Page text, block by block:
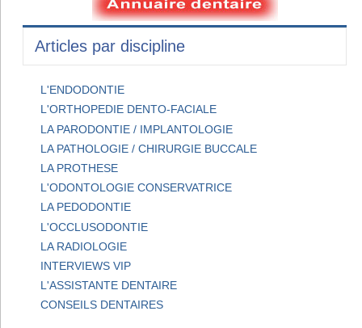
Articles par discipline
L'ENDODONTIE
L'ORTHOPEDIE DENTO-FACIALE
LA PARODONTIE / IMPLANTOLOGIE
LA PATHOLOGIE / CHIRURGIE BUCCALE
LA PROTHESE
L'ODONTOLOGIE CONSERVATRICE
LA PEDODONTIE
L'OCCLUSODONTIE
LA RADIOLOGIE
INTERVIEWS VIP
L'ASSISTANTE DENTAIRE
CONSEILS DENTAIRES